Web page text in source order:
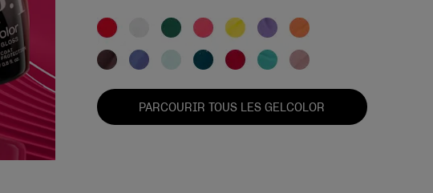
PARCOURIR TOUS LES GELCOLOR